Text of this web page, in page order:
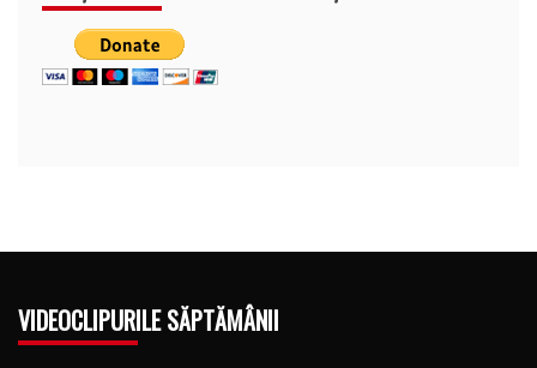
VIDEOCLIPURILE SĂPTĂMÂNII